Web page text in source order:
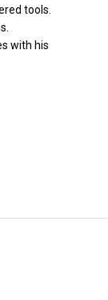
tools.
with his